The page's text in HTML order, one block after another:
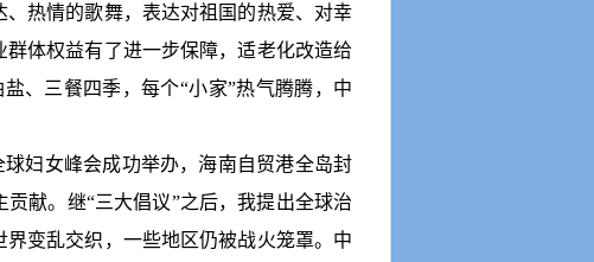
热情的歌舞，表达对祖国的热爱、对幸
体权益有了进一步保障，适老化改造给
、三餐四季，每个“小家”热气腾腾，中
妇女峰会成功举办，海南自贸港全岛封
贡献。继“三大倡议”之后，我提出全球治
变乱交织，一些地区仍被战火笼罩。中